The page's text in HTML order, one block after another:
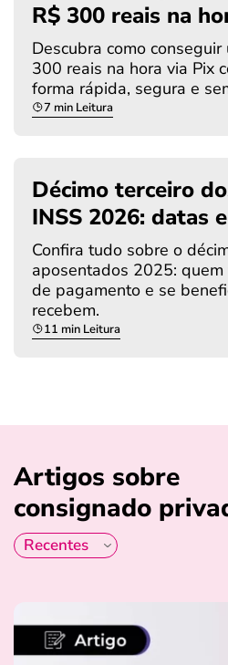
R$ 300 reais na
Descubra como
300 reais na hora via Pix
forma rápida, segura e
7 min Leitura
Décimo terceiro
INSS 2026: datas
Confira tudo sobre o
aposentados 2025:
de pagamento e se
recebem.
11 min Leitura
Artigos sobre
consignado